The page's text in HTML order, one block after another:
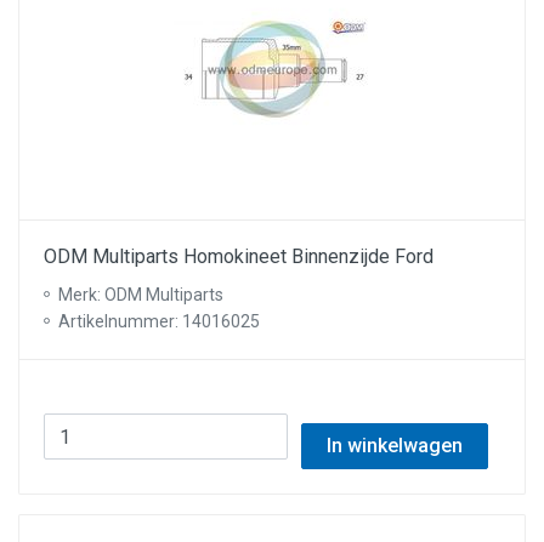
ODM Multiparts Homokineet Binnenzijde Ford
Merk: ODM Multiparts
Artikelnummer: 14016025
In winkelwagen